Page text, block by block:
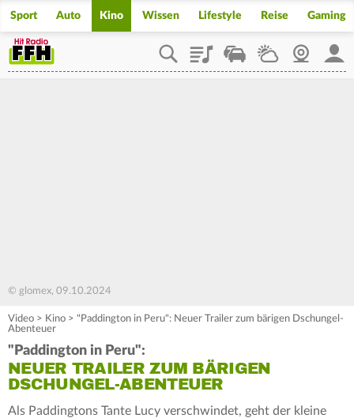
Sport Auto Kino Wissen Lifestyle Reise Gaming
PlaylistStaupilotWetterWebcam
© glomex, 09.10.2024
Video > Kino > "Paddington in Peru": Neuer Trailer zum bärigen Dschungel-
Abenteuer
"Paddington in Peru":
NEUER TRAILER ZUM BÄRIGEN
DSCHUNGEL-ABENTEUER
Als Paddingtons Tante Lucy verschwindet, geht der kleine